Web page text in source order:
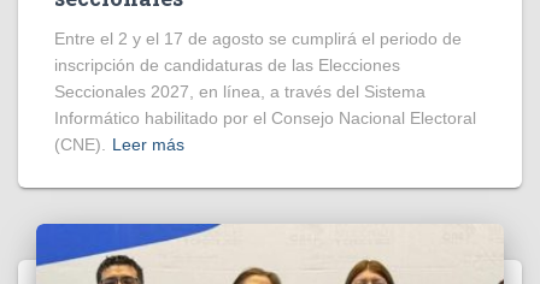
Entre el 2 y el 17 de agosto se cumplirá el periodo de
inscripción de candidaturas de las Elecciones
Seccionales 2027, en línea, a través del Sistema
Informático habilitado por el Consejo Nacional Electoral
(CNE). Leer más